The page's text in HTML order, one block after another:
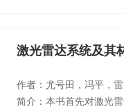
激光雷达系统及其
作者：尤号田，冯平，
简介：本书首先对激光